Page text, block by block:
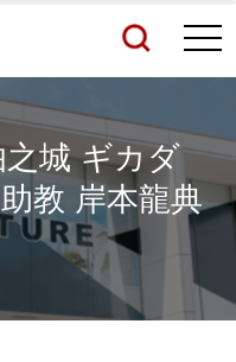
見る
すべてを検索する
城 ギカダ
教 岸本龍典